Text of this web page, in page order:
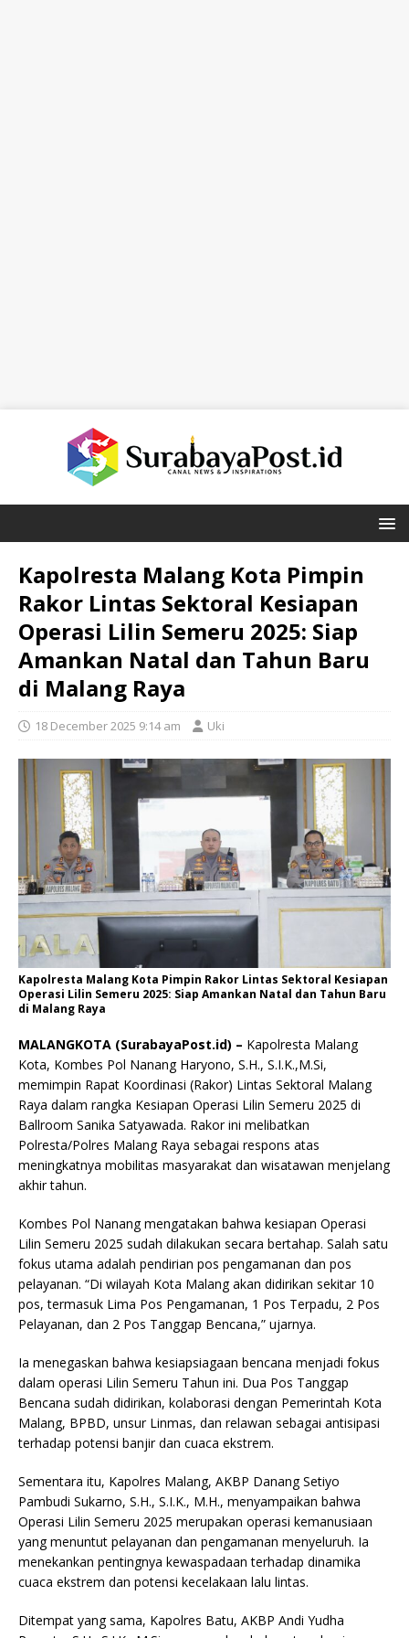
Kapolresta Malang Kota Pimpin
Rakor Lintas Sektoral Kesiapan
Operasi Lilin Semeru 2025: Siap
Amankan Natal dan Tahun Baru
di Malang Raya
18 December 2025 9:14 am Uki
Kapolresta Malang Kota Pimpin Rakor Lintas Sektoral Kesiapan
Operasi Lilin Semeru 2025: Siap Amankan Natal dan Tahun Baru
di Malang Raya
MALANGKOTA (SurabayaPost.id) – Kapolresta Malang
Kota, Kombes Pol Nanang Haryono, S.H., S.I.K.,M.Si,
memimpin Rapat Koordinasi (Rakor) Lintas Sektoral Malang
Raya dalam rangka Kesiapan Operasi Lilin Semeru 2025 di
Ballroom Sanika Satyawada. Rakor ini melibatkan
Polresta/Polres Malang Raya sebagai respons atas
meningkatnya mobilitas masyarakat dan wisatawan menjelang
akhir tahun.
Kombes Pol Nanang mengatakan bahwa kesiapan Operasi
Lilin Semeru 2025 sudah dilakukan secara bertahap. Salah satu
fokus utama adalah pendirian pos pengamanan dan pos
pelayanan. “Di wilayah Kota Malang akan didirikan sekitar 10
pos, termasuk Lima Pos Pengamanan, 1 Pos Terpadu, 2 Pos
Pelayanan, dan 2 Pos Tanggap Bencana,” ujarnya.
Ia menegaskan bahwa kesiapsiagaan bencana menjadi fokus
dalam operasi Lilin Semeru Tahun ini. Dua Pos Tanggap
Bencana sudah didirikan, kolaborasi dengan Pemerintah Kota
Malang, BPBD, unsur Linmas, dan relawan sebagai antisipasi
terhadap potensi banjir dan cuaca ekstrem.
Sementara itu, Kapolres Malang, AKBP Danang Setiyo
Pambudi Sukarno, S.H., S.I.K., M.H., menyampaikan bahwa
Operasi Lilin Semeru 2025 merupakan operasi kemanusiaan
yang menuntut pelayanan dan pengamanan menyeluruh. Ia
menekankan pentingnya kewaspadaan terhadap dinamika
cuaca ekstrem dan potensi kecelakaan lalu lintas.
Ditempat yang sama, Kapolres Batu, AKBP Andi Yudha